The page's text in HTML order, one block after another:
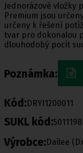
Jednorázové vložky
Premium jsou
určeny k řešení
tvar pro dokonalou
dlouhodobý pocit
Poznámka:
Kód:DRYI1200011
SUKL kód:5011198
Výrobce:Dailee